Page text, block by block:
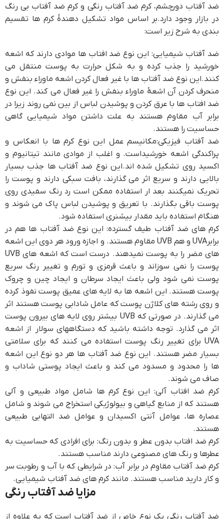
ضد آفتاب دورچشم، کرم ضد آفتاب رنگی و کرم ضد آفتاب بی رنگ
در بازار وجود دارد.بر اساس مواد تشکیل دهندۀ کرم ها تقسیم
بندی به شرح زیر است:
ضد آفتاب شیمیایی: این نوع ضد افتاب ها موادی دارند که اشعه
خورشید را جذب کرده و به شکل حرارت به پوست منتقل می
کنند.این نوع ضد آفتاب ها با غیر فعال کردن اشعه ماوراء بنفش و
منحرف کردن آن اشعۀ ماوراء بنفش را غیر فعال می کند. این نوع
ضد افتاب ها با عرق کردن و پوشیدن لباس از بین نمی روند زیرا در
برابر آب مقاوم هستند به علت داشتن مواد شیمیایی گاهی
حساسیت را هستند.
ضد آفتاب فیزیکی:مکانیسم عمل این نوع کرم ها با انعکاس و
پراکندگی اشعه خورشیداست. و اغلب از موادی مانند تیتانیوم و
اکسید روی تشکیل شده اند.این نوع ضد آفتاب ها جذب بسیار
بالایی دارند و سریع اثر می گذارند، بافت سبکی دارند و پوست را
تحریک نمیکنند بعد ار استفاده ممکن است رد رنگ سفیدی روی
پوست باقی بگذارند. با تعریق و پوشیدن لباس پاک می شوند و
هنگام استفاده باید مقدار بیشنری استفاده شود.
کرم های ضد آفتاب طیف گسترده: این نوع ضد آفتاب ها هم در
برابرUVA و هم UVB مقاوم هستند. و اجازه ورود هر دوی این اشعه
های مضر را به پوست نمیدهند. درست است که اشعه های UVB
پوست را نمی سوزاند و باعث قرمزی و تورم و تغییر رنگ سریع
پوست نمی شود ولی باعث ایجاد سرطان و ایجاد چین و چروک
پوست هستند. این اشعه ها به لایه های عمیق پوست نفوذ کرده
و روی رشته های کلاژن پوست که عامل شادابی پوست هستند اثر
می گذارند. در صورتی که UVB بیشتر روی لایه های بیرون پوست
اثر می گذارد. توجه داشته باشید که دستگاههای سولار از اشعه
UVA برای تغییر رنگ پوست استفاده می کنند که برای سلامتی
بسیار مضر هستند. این نوع ضد آفتاب ها هر دو نوع این اشعه
ها را محدود و مسدود می کند و باعث ایجاد پوستی شاداب و
صاف می شوند.
کرم ضد افتاب آلی: این نوع کرم ها شامل مواد طبیعی و آلی
هستند که از منابع گیاهی و بیولوژیکی استخراج می شوند و شامل
عصاره ها، عوامل آنتی اکسیدان و عوامل ضد التهابی طبیعی
هستند.
کرم ضد افتاب بدون عطر و بدون رنگ: برای افرادی که حساسیت به
عطرها و رنگ های مصنوعی دارند مناسب هستند.
کرم ضد آفتاب مقاوم در برابر آب: در شرایطی که با آب و رطوبت سر
و کار دارید مناسب هستند. مانند کرم های ضد آفتاب شیمیایی.
مزایا ضد آفتاب رنگی
ضد آفتاب رنگی یک نوع خاص از ضد آفتاب است که به علاوه از